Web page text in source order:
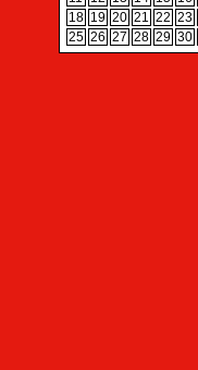
18 19 20 21 22 23
25 26 27 28 29 30